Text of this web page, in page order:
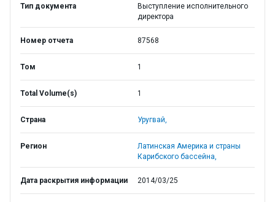
Тип документа
Выступление исполнительного
директора
Номер отчета 87568
Том 1
Total Volume(s) 1
Страна Уругвай,
Регион
Латинская Америка и страны
Карибского бассейна,
Дата раскрытия информации 2014/03/25